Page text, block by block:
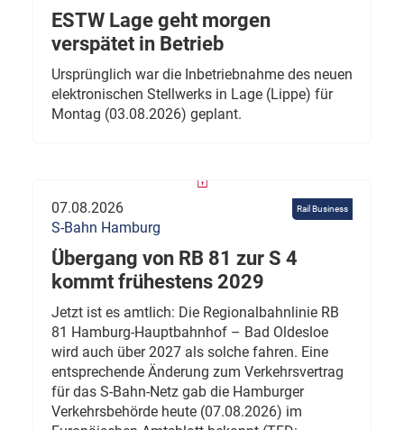
ESTW Lage geht morgen
verspätet in Betrieb
Ursprünglich war die Inbetriebnahme des neuen
elektronischen Stellwerks in Lage (Lippe) für
Montag (03.08.2026) geplant.
Rail Business
07.08.2026
S-Bahn Hamburg
Übergang von RB 81 zur S 4
kommt frühestens 2029
Jetzt ist es amtlich: Die Regionalbahnlinie RB
81 Hamburg-Hauptbahnhof – Bad Oldesloe
wird auch über 2027 als solche fahren. Eine
entsprechende Änderung zum Verkehrsvertrag
für das S-Bahn-Netz gab die Hamburger
Verkehrsbehörde heute (07.08.2026) im